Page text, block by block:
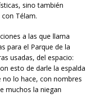
sino también
Télam.
a las que llama
para el Parque de la
usadas, del espacio:
esto de darle la espalda
lo hace, con nombres
muchos la niegan